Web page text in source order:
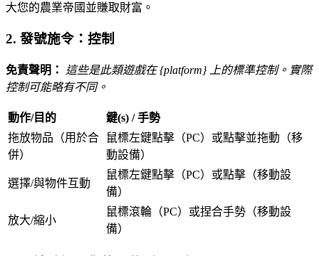
大您的農業帝國並賺取財富。
2. 發號施令：控制
免責聲明：
這些是此類遊戲在 {platform} 上的標準控制。實際
控制可能略有不同。
動作/目的
鍵(s) / 手勢
拖放物品（用於合
併）
鼠標左鍵點擊（PC）或點擊並拖動（移
動設備）
選擇/與物件互動
鼠標左鍵點擊（PC）或點擊（移動設
備）
放大/縮小
鼠標滾輪（PC）或捏合手勢（移動設
備）